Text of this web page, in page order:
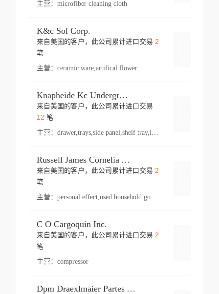
主营： microfiber cleaning cloth
K&c Sol Corp.
来自美国的客户，此公司累计进口交易 2
笔
主营： ceramic ware,artifical flower
Knapheide Kc Underground
来自美国的客户，此公司累计进口交易
12 笔
主营：
Russell James Cornelia Arlington Va
来自美国的客户，此公司累计进口交易 2
笔
主营： personal effect,used household goods
C O Cargoquin Inc.
来自美国的客户，此公司累计进口交易 2
笔
主营： compressor
Dpm Draexlmaier Partes Automotrices Corr Ind Huejotzingo